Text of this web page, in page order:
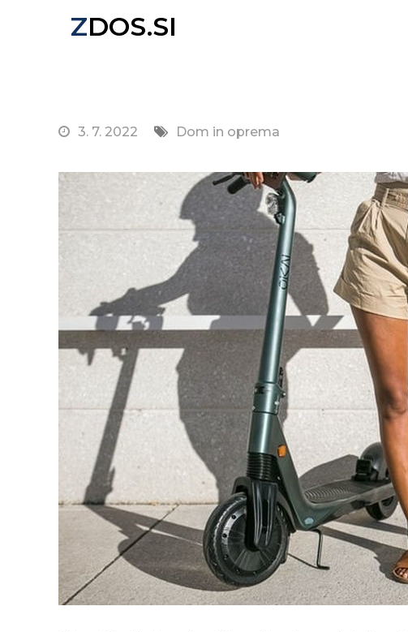
ZDOS.SI
3. 7. 2022 Dom in oprema